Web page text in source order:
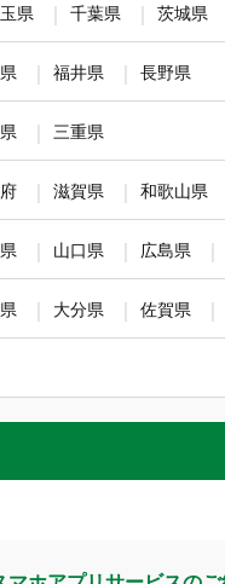
知らせ
知らせ
安芸広島
10周年
電動リ
☆お盆
2026.08.07
24ﾎﾟｲ
県 千葉県 茨城県
福井県 長野県
三重県
滋賀県 和歌山県
山口県 広島県
大分県 佐賀県